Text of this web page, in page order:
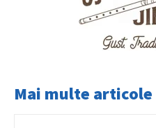
Mai multe articole